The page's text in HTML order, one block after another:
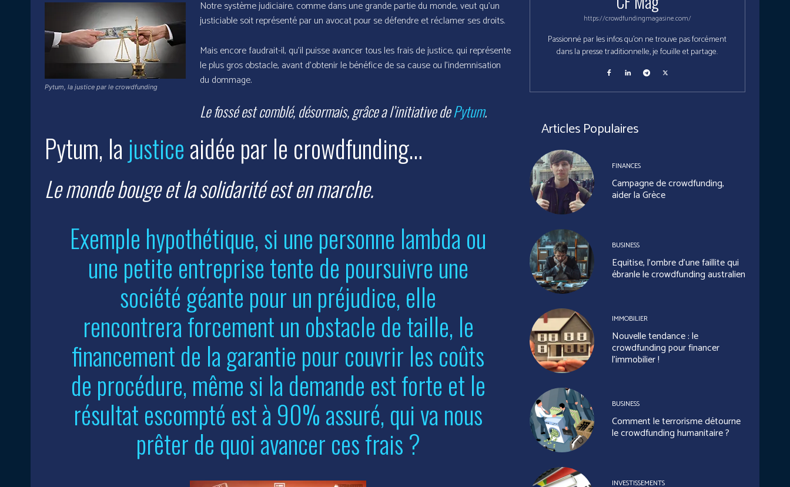
Pytum, la justice par le crowdfunding
Notre système judiciaire, comme dans une grande partie du monde, veut qu’un
justiciable soit représenté par un avocat pour se défendre et réclamer ses droits.
Mais encore faudrait-il, qu’il puisse avancer tous les frais de justice, qui représente
le plus gros obstacle, avant d’obtenir le bénéfice de sa cause ou l’indemnisation
du dommage.
Le fossé est comblé, désormais, grâce a l’initiative dePytum.
Pytum, la justiceaidée par le crowdfunding…
Le monde bouge et la solidarité est en marche.
Exemple hypothétique, si une personne lambda ou
une petite entreprise tente de poursuivre une
société géante pour un préjudice, elle
rencontrera forcement un obstacle de taille, le
financement de la garantie pour couvrir les coûts
de procédure, même si la demande est forte et le
résultat escompté est à 90% assuré, qui va nous
prêter de quoi avancer ces frais ?
https://crowdfundingmagasine.com/
Passionné par les infos qu'on ne trouve pas forcément
dans la presse traditionnelle, je fouille et partage.
Articles Populaires
FINANCES
Campagne de crowdfunding,
aider la Grèce
BUSINESS
Equitise, l’ombre d’une faillite qui
ébranle le crowdfunding australien
IMMOBILIER
Nouvelle tendance : le
crowdfunding pour financer
l’immobilier !
BUSINESS
Comment le terrorisme détourne
le crowdfunding humanitaire ?
INVESTISSEMENTS